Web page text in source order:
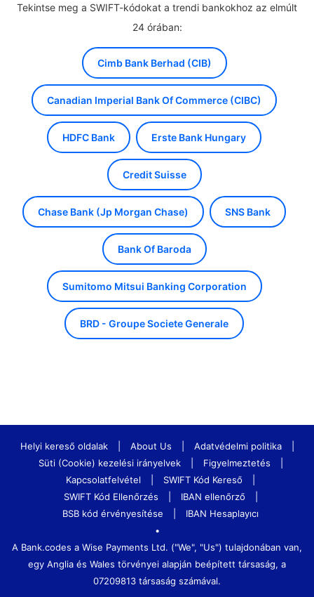
Tekintse meg a SWIFT-kódokat a trendi bankokhoz az elmúlt
24 órában:
Cimb Bank Berhad (CIB)
Canadian Imperial Bank Of Commerce (CIBC)
HDFC Bank Erste Bank Hungary
Credit Suisse
Chase Bank (Jp Morgan Chase) SNS Bank
Bank Of Baroda
Sumitomo Mitsui Banking Corporation
BRD - Groupe Societe Generale
Helyi kereső oldalak About Us Adatvédelmi politika
Süti (Cookie) kezelési irányelvek
Figyelmeztetés
Kapcsolatfelvétel
SWIFT Kód Kereső
SWIFT Kód Ellenőrzés
IBAN ellenőrző
BSB kód érvényesítése
IBAN Hesaplayıcı
•
A Bank.codes a Wise Payments Ltd. ("We", "Us") tulajdonában van,
egy Anglia és Wales törvényei alapján beépített társaság, a
07209813 társaság számával.